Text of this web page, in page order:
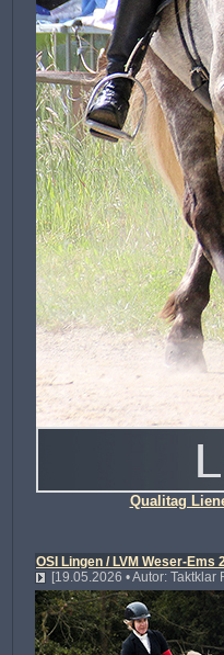
Qualitag
OSI Lingen / LVM Weser-Ems
[19.05.2026 • Autor: Taktklar